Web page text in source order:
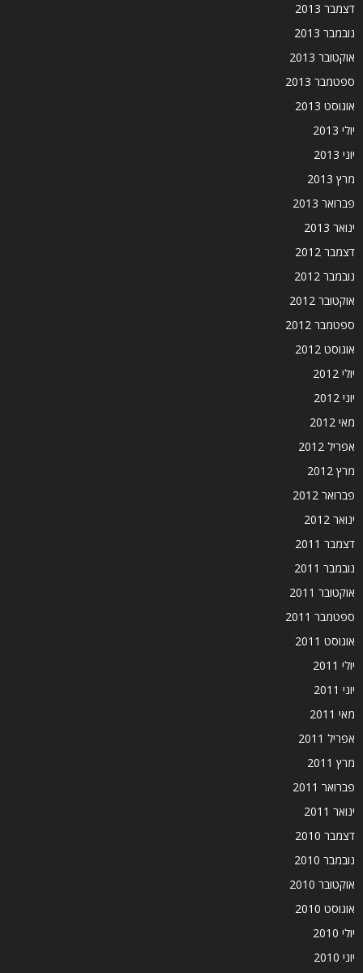
דצמבר 2013
נובמבר 2013
אוקטובר 2013
ספטמבר 2013
אוגוסט 2013
יולי 2013
יוני 2013
מרץ 2013
פברואר 2013
ינואר 2013
דצמבר 2012
נובמבר 2012
אוקטובר 2012
ספטמבר 2012
אוגוסט 2012
יולי 2012
יוני 2012
מאי 2012
אפריל 2012
מרץ 2012
פברואר 2012
ינואר 2012
דצמבר 2011
נובמבר 2011
אוקטובר 2011
ספטמבר 2011
אוגוסט 2011
יולי 2011
יוני 2011
מאי 2011
אפריל 2011
מרץ 2011
פברואר 2011
ינואר 2011
דצמבר 2010
נובמבר 2010
אוקטובר 2010
אוגוסט 2010
יולי 2010
יוני 2010